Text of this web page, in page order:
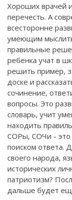
Хороших врачей
перечесть. А
всесторонне
умеющим
правильные
ребенка учат в
решить пример,
доске и
сочинение,
вопросы. Это
словарь, учит
находить
СОРы, СОЧи - это
поиском ответа.
своего народа,
исторических
патриотизм?
дальше будет